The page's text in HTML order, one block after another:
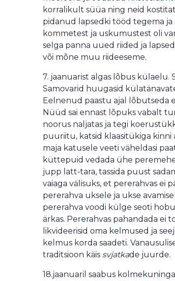
korralikult süüa ning neid
pidanud lapsedki tööd tegema
kommetest ja uskumustest oli
selga panna uued riided ja
või mõne muu riideeseme.
7. jaanuarist algas lõbus külaelu.
Samovarid huugasid
Eelnenud paastu ajal lõbutseda
Nüüd sai ennast lõpuks vabalt
noorus naljatas ja tegi
puuriitu, katsid klaasitükiga kinni
maja katusele veeti väheldasi
küttepuid vedada ühe
jupp latt-tara, tassida puust
vaiaga välisuks, et pererahvas ei
pererahva uksele ja ukse
pererahva voodi külge seoti
ärkas. Pererahvas pahandada ei
likvideerisid oma kelmused ja
kelmus korda saadeti.
traditsioon käis svjatkade juurde.
18.jaanuaril saabus